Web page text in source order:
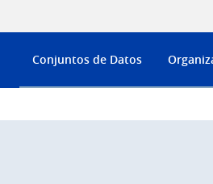
Conjuntos de Datos